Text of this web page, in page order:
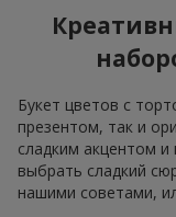
Букет цветов с
презентом, так и
сладким акцентом
выбрать сладкий
нашими советами,